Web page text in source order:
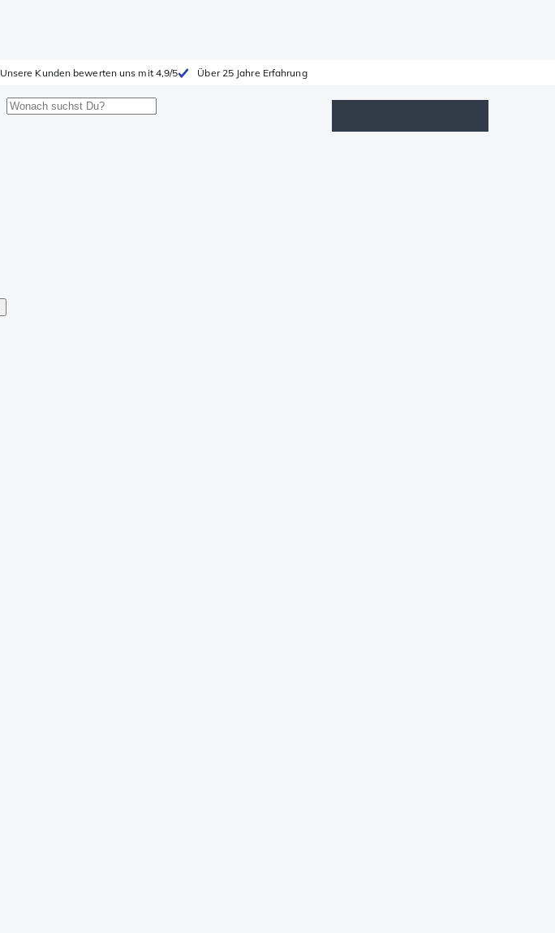
Unsere Kunden bewerten uns mit 4,9/5 Über 25 Jahre Erfahrung